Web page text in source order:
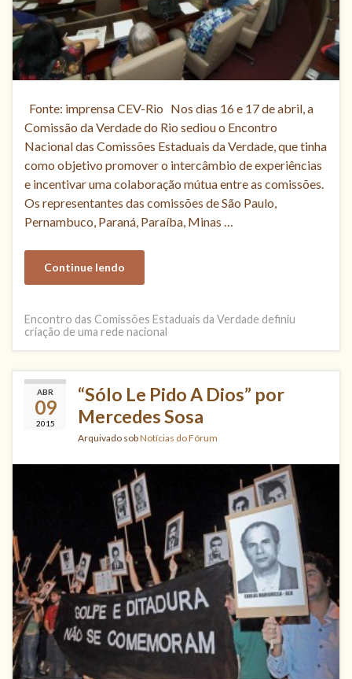
Fonte: imprensa CEV-Rio Nos dias 16 e 17 de abril, a
Comissão da Verdade do Rio sediou o Encontro
Nacional das Comissões Estaduais da Verdade, que tinha
como objetivo promover o intercâmbio de experiências
e incentivar uma colaboração mútua entre as comissões.
Os representantes das comissões de São Paulo,
Pernambuco, Paraná, Paraíba, Minas …
Continue lendo
Encontro das Comissões Estaduais da Verdade definiu
criação de uma rede nacional
ABR
09
2015
“Sólo Le Pido A Dios” por
Mercedes Sosa
Arquivado sobNotícias do Fórum